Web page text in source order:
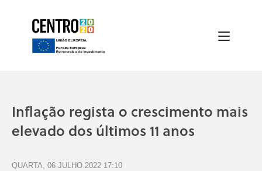
Inflação regista o crescimento mais
elevado dos últimos 11 anos
QUARTA, 06 JULHO 2022 17:10